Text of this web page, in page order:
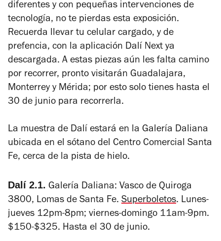
diferentes y con pequeñas intervenciones de
tecnología, no te pierdas esta exposición.
Recuerda llevar tu celular cargado, y de
prefencia, con la aplicación Dalí Next ya
descargada. A estas piezas aún les falta camino
por recorrer, pronto visitarán Guadalajara,
Monterrey y Mérida; por esto solo tienes hasta el
30 de junio para recorrerla.
La muestra de Dalí estará en la Galería Daliana
ubicada en el sótano del Centro Comercial Santa
Fe, cerca de la pista de hielo.
Dalí 2.1. Galería Daliana: Vasco de Quiroga
3800, Lomas de Santa Fe. Superboletos. Lunes-
jueves 12pm-8pm; viernes-domingo 11am-9pm.
$150-$325. Hasta el 30 de junio.